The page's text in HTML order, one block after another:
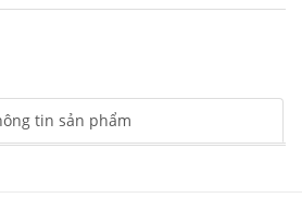
tin sản phẩm